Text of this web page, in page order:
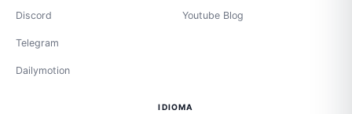
Discord
Telegram
Dailymotion
Youtube Blog
IDIOMA